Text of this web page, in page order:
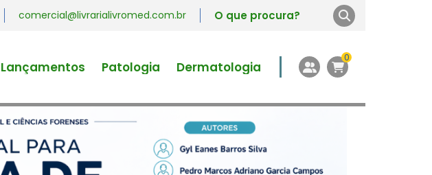
comercial@livrarialivromed.com.br
Lançamentos Patologia Dermatologia
0